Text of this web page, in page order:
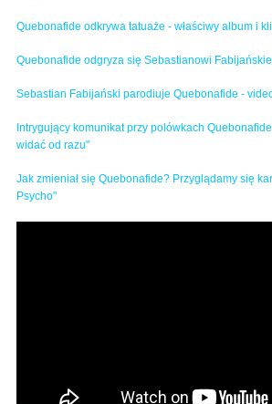
Quebonafide odkrywa tatuaże - właściwy album i
Quebonafide odgryza się Sebastianowi
Sebastian Fabijański parodiuje Quebonafide -
Intrygujący komunikat przy polówkach
widać od razu"
Jak zmieniał się Quebonafide? Przyglądamy się
Psycho"